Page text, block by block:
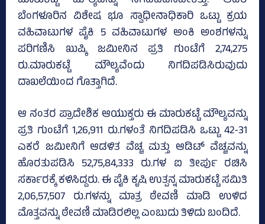
ಬೆಂಗಳೂರಿನ ವಿಶೇಷ ಭೂ ಸ್ವಾಧೀನಾಧಿಕಾರಿ ಒಟ್ಟು ಕ್ರಯ
ವಹಿವಾಟುಗಳ ಪೈಕಿ 5 ವಹಿವಾಟುಗಳ ಅಂಕಿ ಅಂಶಗಳನ್ನು
ಪರಿಗಣಿಸಿ ಖುಷ್ಕಿ ಜಮೀನಿನ ಪ್ರತಿ ಗುಂಟೆಗೆ 2,74,275
ರು.ಮಾರುಕಟ್ಟೆ ಮೌಲ್ಯವೆಂದು ನಿಗದಿಪಡಿಸಿರುವುದು
ದಾಖಲೆಯಿಂದ ಗೊತ್ತಾಗಿದೆ.
ಆ ನಂತರ ಪ್ರಾದೇಶಿಕ ಆಯುಕ್ತರು ಈ ಮಾರುಕಟ್ಟೆ ಮೌಲ್ಯವನ್ನು
ಪ್ರತಿ ಗುಂಟೆಗೆ 1,26,911 ರು.ಗಳಂತೆ ನಿಗದಿಪಡಿಸಿ ಒಟ್ಟು 42-31
ಎಕರೆ ಜಮೀನಿಗೆ ಆಡಳಿತ ವೆಚ್ಚ ಮತ್ತು ಆಡಿಟ್‌ ವೆಚ್ಚವನ್ನು
ಹೊರತುಪಡಿಸಿ 52,75,84,333 ರು.ಗಳ ಐ ತೀರ್ಪು ರಚಿಸಿ
ಸರ್ಕಾರಕ್ಕೆ ಕಳಿಸಿದ್ದರು. ಈ ಪೈಕಿ ಕೃಷಿ ಉತ್ಪನ್ನ ಮಾರುಕಟ್ಟೆ ಸಮಿತಿ
2,06,57,507 ರು.ಗಳನ್ನು ಮಾತ್ರ ಠೇವಣಿ ಮಾಡಿ ಉಳಿದ
ಮೊತ್ತವನ್ನು ಠೇವಣಿ ಮಾಡಿರಲಿಲ್ಲ ಎಂಬುದು ತಿಳಿದು ಬಂದಿದೆ.